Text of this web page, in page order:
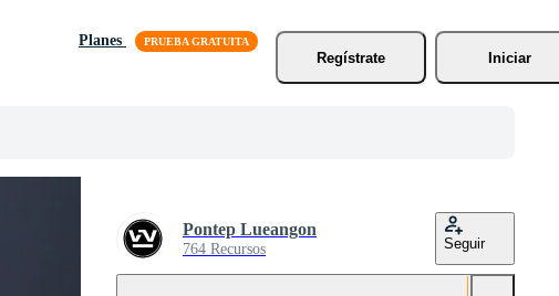
Planes
Regístrate
Iniciar
Pontep Lueangon
764 Recursos Seguir